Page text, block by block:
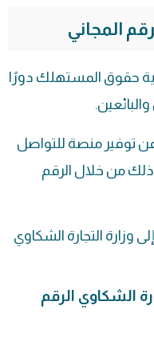
المجاني
حقوق المستهلك دورًا
عن توفير منصة للتواصل
من خلال الرقم
التجارة الشكاوي
الشكاوي الرقم